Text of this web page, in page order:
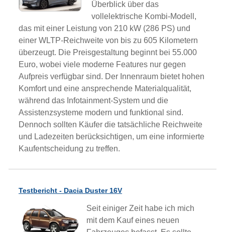
Überblick über das
vollelektrische Kombi-Modell,
das mit einer Leistung von 210 kW (286 PS) und
einer WLTP-Reichweite von bis zu 605 Kilometern
überzeugt. Die Preisgestaltung beginnt bei 55.000
Euro, wobei viele moderne Features nur gegen
Aufpreis verfügbar sind. Der Innenraum bietet hohen
Komfort und eine ansprechende Materialqualität,
während das Infotainment-System und die
Assistenzsysteme modern und funktional sind.
Dennoch sollten Käufer die tatsächliche Reichweite
und Ladezeiten berücksichtigen, um eine informierte
Kaufentscheidung zu treffen.
Testbericht - Dacia Duster 16V
Seit einiger Zeit habe ich mich
mit dem Kauf eines neuen